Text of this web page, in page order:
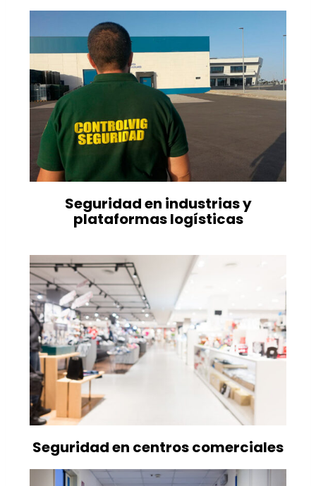
Seguridad en industrias y
plataformas logísticas
Seguridad en centros comerciales